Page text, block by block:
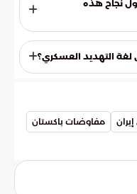
نجاح هذه
وقدرة الطرفين على
التهديد العسكري؟
يتم تدوينه وتوثيقه في
مفاوضات باكستان